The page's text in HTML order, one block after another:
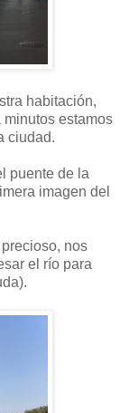
habitación,
estamos
ciudad.
puente de la
imagen del
nos
el río para